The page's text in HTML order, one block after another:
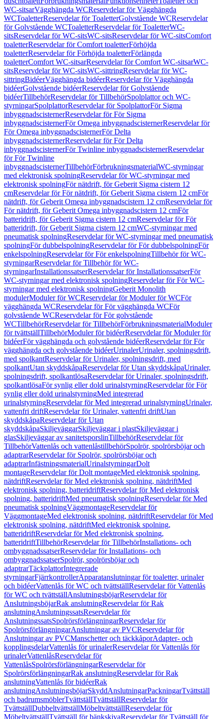
WC-sitsarVägghängda WCReservdelar för Vägghängda
WCToaletterReservdelar för ToaletterGolvstående WCReservdelar
för Golvstående WCToaletterReservdelar för ToaletterWC-
sitsReservdelar för WC-sitsWC-sitsReservdelar för WC-sitsComfort
toaletterReservdelar för Comfort toaletterFörhöjda
toaletterReservdelar för Förhöjda toaletterFörlängda
toaletterComfort WC-sitsarReservdelar för Comfort WC-sitsarWC-
sitsReservdelar för WC-sitsWC-sittringReservdelar för WC-
sittringBidéerVägghängda bidéerReservdelar för Vägghängda
bidéerGolvstående bidéerReservdelar för Golvstående
bidéerTillbehörReservdelar för TillbehörSpolplattor och WC-
styrningarSpolplattorReservdelar för SpolplattorFör Sigma
inbyggnadscisternerReservdelar för För Sigma
inbyggnadscisternerFör Omega inbyggnadscisternerReservdelar för
För Omega inbyggnadscisternerFör Delta
inbyggnadscisternerReservdelar för För Delta
inbyggnadscisternerFör Twinline inbyggnadscisternerReservdelar
för För Twinline
inbyggnadscisternerTillbehörFörbrukningsmaterialWC-styrningar
med elektronisk spolningReservdelar för WC-styrningar med
elektronisk spolningFör nätdrift, för Geberit Sigma cistern 12
cmReservdelar för För nätdrift, för Geberit Sigma cistern 12 cmFör
nätdrift, för Geberit Omega inbyggnadscistern 12 cmReservdelar för
För nätdrift, för Geberit Omega inbyggnadscistern 12 cmFör
batteridrift, för Geberit Sigma cistern 12 cmReservdelar för För
batteridrift, för Geberit Sigma cistern 12 cmWC-styrningar med
pneumatisk spolningReservdelar för WC-styrningar med pneumatisk
spolningFör dubbelspolningReservdelar för För dubbelspolningFör
enkelspolningReservdelar för För enkelspolningTillbehör för WC-
styrningarReservdelar för Tillbehör för WC-
styrningarInstallationssatserReservdelar för InstallationssatserFör
WC-styrningar med elektronisk spolningReservdelar för För WC-
styrningar med elektronisk spolningGeberit Monolith
modulerModuler för WCReservdelar för Moduler för WCFör
vägghängda WCReservdelar för För vägghängda WCFör
golvstående WCReservdelar för För golvstående
WCTillbehörReservdelar för TillbehörFörbrukningsmaterialModuler
för tvättställTillbehörModuler för bidéerReservdelar för Moduler för
bidéerFör vägghängda och golvstående bidéerReservdelar för För
vägghängda och golvstående bidéerUrinalerUrinaler, spolningsdrift,
med spolkantReservdelar för Urinaler, spolningsdrift, med
spolkantUtan skyddskåpaReservdelar för Utan skyddskåpaUrinaler,
spolningsdrift, spolkantlösaReservdelar för Urinaler, spolningsdrift,
spolkantlösaFör synlig eller dold urinalstyrningReservdelar för För
synlig eller dold urinalstyrningMed integrerad
urinalstyrningReservdelar för Med integrerad urinalstyrningUrinaler,
vattenfri driftReservdelar för Urinaler, vattenfri driftUtan
skyddskåpaReservdelar för Utan
skyddskåpaSkiljeväggarSkiljeväggar i plastSkiljeväggar i
glasSkiljeväggar av sanitetsporslinTillbehörReservdelar för
TillbehörVattenlås och vattenlåstillbehörSpolrör, spolrörsböjar och
adaptrarReservdelar för Spolrör, spolrörsböjar och
adaptrarInfästningsmaterialUrinalstyrningarDolt
montageReservdelar för Dolt montageMed elektronisk spolning,
nätdriftReservdelar för Med elektronisk spolning, nätdriftMed
elektronisk spolning, batteridriftReservdelar för Med elektronisk
spolning, batteridriftMed pneumatisk spolningReservdelar för Med
pneumatisk spolningVäggmontageReservdelar för
VäggmontageMed elektronisk spolning, nätdriftReservdelar för Med
elektronisk spolning, nätdriftMed elektronisk spolning,
batteridriftReservdelar för Med elektronisk spolning,
batteridriftTillbehörReservdelar för TillbehörInstallations- och
ombyggnadssatserReservdelar för Installations- och
ombyggnadssatserSpolrör, spolrörsböjar och
adaptrarTäckplattorIntegrerade
styrningarFjärrkontrollerApparatanslutningar för toaletter, urinaler
och bidéerVattenlås för WC och tvättställReservdelar för Vattenlås
för WC och tvättställAnslutningsböjarReservdelar för
AnslutningsböjarRak anslutningReservdelar för Rak
anslutningAnslutningssatsReservdelar för
AnslutningssatsSpolrörsförlängningarReservdelar för
SpolrörsförlängningarAnslutningar av PVCReservdelar för
Anslutningar av PVCManschetter och täckkåporAdapter- och
kopplingsdelarVattenlås för urinalerReservdelar för Vattenlås för
urinalerVattenlåsReservdelar för
VattenlåsSpolrörsförlängningarReservdelar för
SpolrörsförlängningarRak anslutningReservdelar för Rak
anslutningVattenlås för bidéerRak
anslutningAnslutningsböjarSkyddAnslutningarPackningarTvättställ
och badrumsmöblerTvättställTvättställReservdelar för
TvättställDubbeltvättställMöbeltvättställReservdelar för
MöbeltvättställTvättställ för bänkskivaReservdelar för Tvättställ för